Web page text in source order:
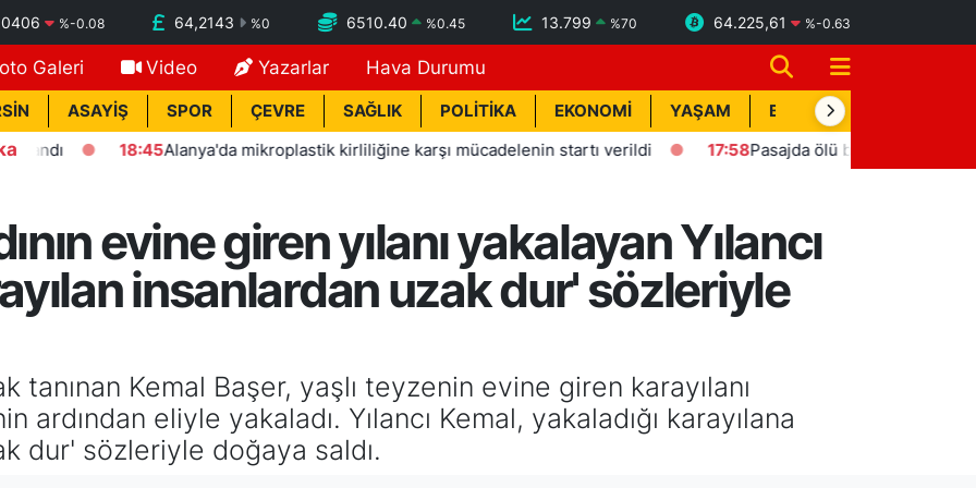
%-0.08 64,2143 %0 6510.40 %0.45 13.799 %70 64.225,61 %-0.63
Galeri Video Yazarlar Hava Durumu
ASAYİŞ SPOR ÇEVRE SAĞLIK POLİTİKA EKONOMİ YAŞAM BİK İLAN
18:45 Alanya'da mikroplastik kirliliğine karşı mücadelenin startı verildi 17:58 Pasajda ölü bulunan Eyüp Can
evine giren yılanı yakalayan Yılancı
insanlardan uzak dur' sözleriyle
tanınan Kemal Başer, yaşlı teyzenin evine giren karayılanı
eliyle yakaladı. Yılancı Kemal, yakaladığı karayılana
dur' sözleriyle doğaya saldı.